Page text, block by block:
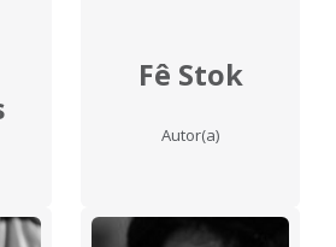
Fê Stok
Autor(a)